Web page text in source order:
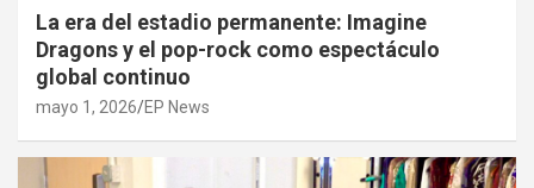
La era del estadio permanente: Imagine
Dragons y el pop-rock como espectáculo
global continuo
mayo 1, 2026 EP News